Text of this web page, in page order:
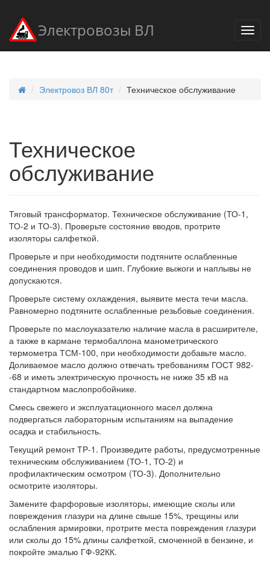
Электровозы ВЛ
Электровоз ВЛ 80т Техническое обслуживание
Техническое
обслуживание
Тяговый трансформатор. Техническое обслуживание (ТО-1,
ТО-2 и ТО-3). Проверьте состояние вводов, протрите
изоляторы салфеткой.
Проверьте и при необходимости подтяните ослабленные
соединения проводов и шип. Глубокие выжоги и наплывы не
допускаются.
Проверьте систему охлаждения, выявите места течи масла.
Равномерно подтяните ослабленные резьбовые соединения.
Проверьте по маслоуказателю наличие масла в расширителе,
а также в кармане термобаллона манометрического
термометра ТСМ-100, при необходимости добавьте масло.
Доливаемое масло должно отвечать требованиям ГОСТ 982-
-68 и иметь электрическую прочность не ниже 35 кВ на
стандартном маслопробойнике.
Смесь свежего и эксплуатационного масел должна
подвергаться лабораторным испытаниям на выпадение
осадка и стабильность.
Текущий ремонт ТР-1. Произведите работы, предусмотренные
техническим обслуживанием (ТО-1, ТО-2) и
профилактическим осмотром (ТО-3). Дополнительно
осмотрите изоляторы.
Замените фарфоровые изоляторы, имеющие сколы или
повреждения глазури на длине свыше 15%, трещины или
ослабления армировки, протрите места повреждения глазури
или сколы до 15% длины салфеткой, смоченной в бензине, и
покройте эмалью ГФ-92КК.